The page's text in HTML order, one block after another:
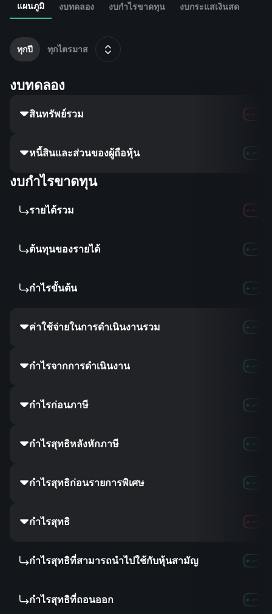
แผนภูมิ งบทดลอง งบกำไรขาดทุน งบกระแสเงินสด
ทุกปี ทุกไตรมาส
งบทดลอง
สินทรัพย์รวม 62.77B
หนี้สินและส่วนของผู้ถือหุ้น
งบกำไรขาดทุน
รายได้รวม 30.41B
ต้นทุนของรายได้ 23.82B
กำไรขั้นต้น 6.59B
ค่าใช้จ่ายในการดำเนินงานรวม
กำไรจากการดำเนินงาน 5.5B7.74B
กำไรก่อนภาษี 5.74B
กำไรสุทธิหลังหักภาษี 4.73B
กำไรสุทธิก่อนรายการพิเศษ 4.73B
กำไรสุทธิ 4.75B
กำไรสุทธิที่สามารถนำไปใช้กับหุ้นสามัญ
กำไรสุทธิที่ถอนออก